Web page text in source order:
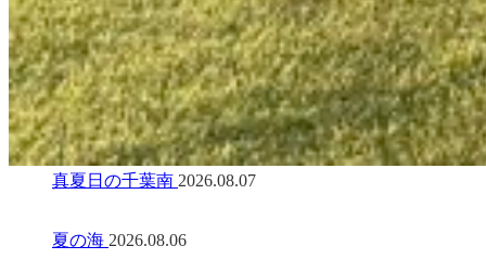
真夏日の千葉南 2026.08.07
夏の海 2026.08.06